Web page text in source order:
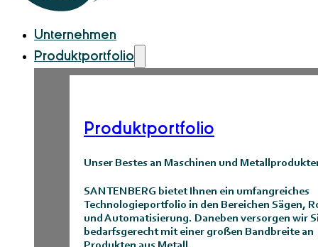
Unternehmen
Produktportfolio
Produktportfolio
Unser Bestes an Maschinen und
SANTENBERG bietet Ihnen ein umfangreiches
Technologieportfolio in den Bereichen Sägen,
und Automatisierung. Daneben versorgen wir
bedarfsgerecht mit einer großen Bandbreite an